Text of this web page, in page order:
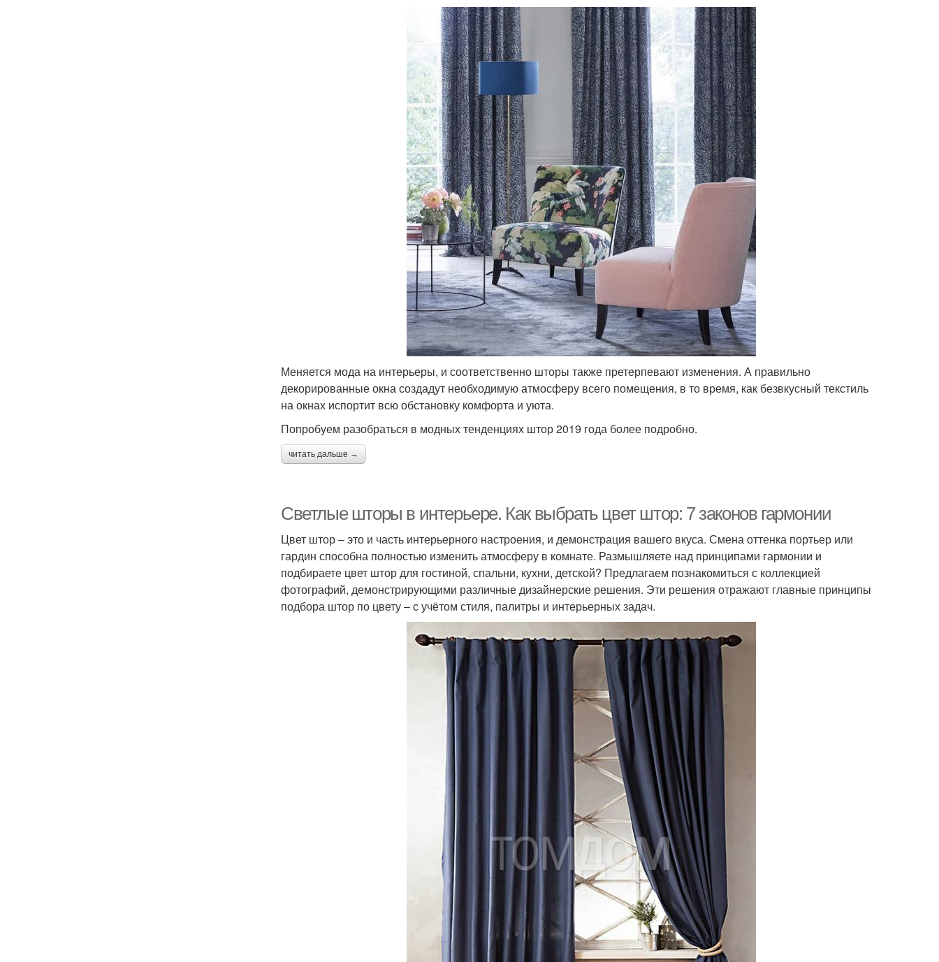
Меняется мода на интерьеры, и соответственно шторы также претерпевают изменения. А правильно
декорированные окна создадут необходимую атмосферу всего помещения, в то время, как безвкусный текстиль
на окнах испортит всю обстановку комфорта и уюта.
Попробуем разобраться в модных тенденциях штор 2019 года более подробно.
читать дальше →
Светлые шторы в интерьере. Как выбрать цвет штор: 7 законов гармонии
Цвет штор – это и часть интерьерного настроения, и демонстрация вашего вкуса. Смена оттенка портьер или
гардин способна полностью изменить атмосферу в комнате. Размышляете над принципами гармонии и
подбираете цвет штор для гостиной, спальни, кухни, детской? Предлагаем познакомиться с коллекцией
фотографий, демонстрирующими различные дизайнерские решения. Эти решения отражают главные принципы
подбора штор по цвету – с учётом стиля, палитры и интерьерных задач.